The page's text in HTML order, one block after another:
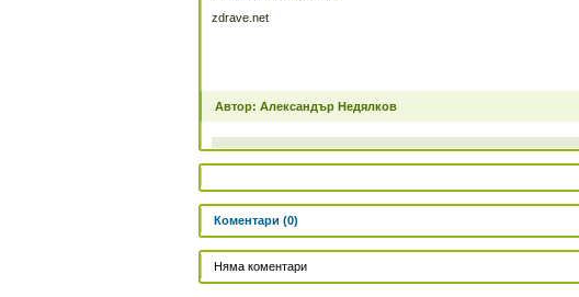
zdrave.net
Автор: Александър Недялков
Коментари (0)
Няма коментари